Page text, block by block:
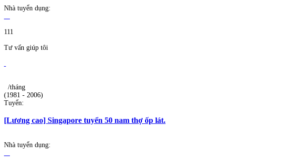
Nhà tuyển dụng:
111
Tư vấn giúp tôi
/tháng
(1981 - 2006)
Tuyển:
[Lương cao] Singapore tuyển 50 nam thợ ốp lát.
Nhà tuyển dụng: